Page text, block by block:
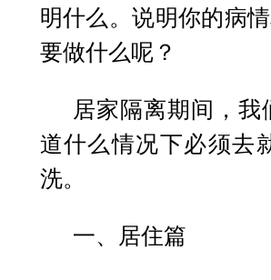
明什么。说明你的病
要做什么呢？
居家隔离期间，
道什么情况下必须去
洗。
一、居住篇